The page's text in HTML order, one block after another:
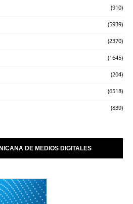
(910)
(5939)
(2370)
(1645)
(204)
(6518)
(839)
DE MEDIOS DIGITALES